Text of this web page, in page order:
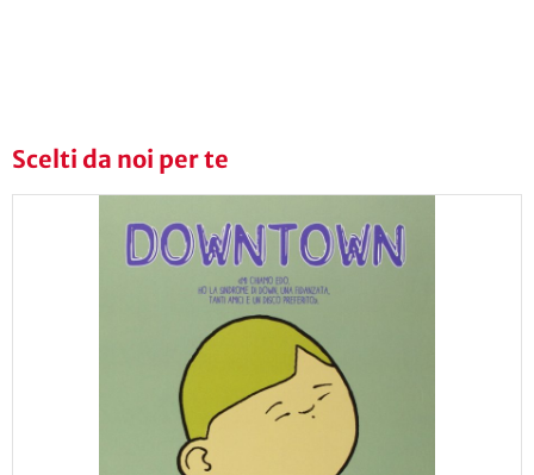
Scelti da noi per te